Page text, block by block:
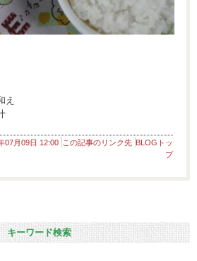
え
07月09日 12:00 この記事のリンク先 BLOGトッ
プ
キーワード検索